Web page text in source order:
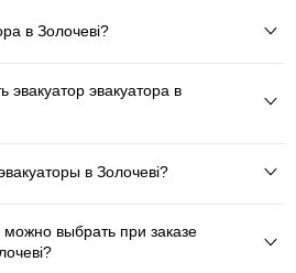
в Золочеві?
эвакуатор эвакуатора в
в Золочеві?
выбрать при заказе